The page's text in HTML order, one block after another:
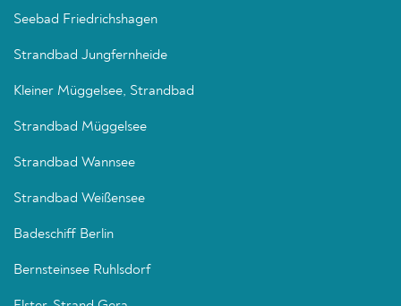
Seebad Friedrichshagen
Strandbad Jungfernheide
Kleiner Müggelsee, Strandbad
Strandbad Müggelsee
Strandbad Wannsee
Strandbad Weißensee
Badeschiff Berlin
Bernsteinsee Ruhlsdorf